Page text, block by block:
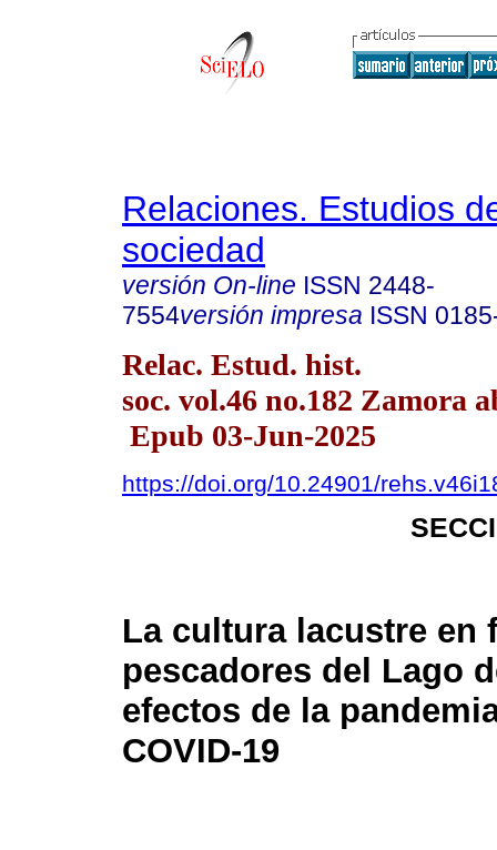
Relaciones. Estudios
sociedad
versión On-line ISSN 2448-
7554versión impresa ISSN
Relac. Estud. hist.
soc. vol.46 no.182 Zamora
Epub 03-Jun-2025
https://doi.org/10.24901/
La cultura lacustre en
pescadores del Lago
efectos de la
COVID-19